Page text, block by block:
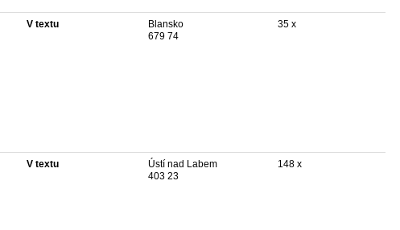
V textu
Blansko
679 74
35 x
V textu
Ústí nad Labem
403 23
148 x